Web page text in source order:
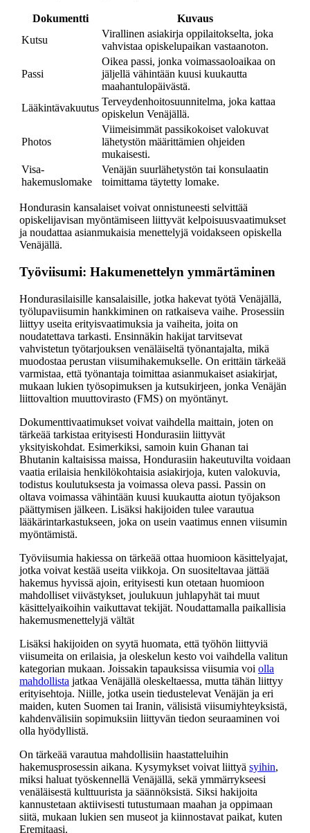
Dokumentti
Kuvaus
Kutsu
Virallinen asiakirja oppilaitokselta, joka
vahvistaa opiskelupaikan vastaanoton.
Passi
Oikea passi, jonka voimassaoloaikaa on
jäljellä vähintään kuusi kuukautta
maahantulopäivästä.
Lääkintävakuutus
Terveydenhoitosuunnitelma, joka kattaa
opiskelun Venäjällä.
Photos
Viimeisimmät passikokoiset valokuvat
lähetystön määrittämien ohjeiden
mukaisesti.
Visa-
hakemuslomake
Venäjän suurlähetystön tai konsulaatin
toimittama täytetty lomake.
Hondurasin kansalaiset voivat onnistuneesti selvittää
opiskelijavisan myöntämiseen liittyvät kelpoisuusvaatimukset
ja noudattaa asianmukaisia menettelyjä voidakseen opiskella
Venäjällä.
Työviisumi: Hakumenettelyn ymmärtäminen
Hondurasilaisille kansalaisille, jotka hakevat työtä Venäjällä,
työlupaviisumin hankkiminen on ratkaiseva vaihe. Prosessiin
liittyy useita erityisvaatimuksia ja vaiheita, joita on
noudatettava tarkasti. Ensinnäkin hakijat tarvitsevat
vahvistetun työtarjouksen venäläiseltä työnantajalta, mikä
muodostaa perustan viisumihakemukselle. On erittäin tärkeää
varmistaa, että työnantaja toimittaa asianmukaiset asiakirjat,
mukaan lukien työsopimuksen ja kutsukirjeen, jonka Venäjän
liittovaltion muuttovirasto (FMS) on myöntänyt.
Dokumenttivaatimukset voivat vaihdella maittain, joten on
tärkeää tarkistaa erityisesti Hondurasiin liittyvät
yksityiskohdat. Esimerkiksi, samoin kuin Ghanan tai
Bhutanin kaltaisissa maissa, Hondurasiin hakeutuvilta voidaan
vaatia erilaisia henkilökohtaisia asiakirjoja, kuten valokuvia,
todistus koulutuksesta ja voimassa oleva passi. Passin on
oltava voimassa vähintään kuusi kuukautta aiotun työjakson
päättymisen jälkeen. Lisäksi hakijoiden tulee varautua
lääkärintarkastukseen, joka on usein vaatimus ennen viisumin
myöntämistä.
Työviisumia hakiessa on tärkeää ottaa huomioon käsittelyajat,
jotka voivat kestää useita viikkoja. On suositeltavaa jättää
hakemus hyvissä ajoin, erityisesti kun otetaan huomioon
mahdolliset viivästykset, joulukuun juhlapyhät tai muut
käsittelyaikoihin vaikuttavat tekijät. Noudattamalla paikallisia
hakemusmenettelyjä vältät
Lisäksi hakijoiden on syytä huomata, että työhön liittyviä
viisumeita on erilaisia, ja oleskelun kesto voi vaihdella valitun
kategorian mukaan. Joissakin tapauksissa viisumia voi olla
mahdollista jatkaa Venäjällä oleskeltaessa, mutta tähän liittyy
erityisehtoja. Niille, jotka usein tiedustelevat Venäjän ja eri
maiden, kuten Suomen tai Iranin, välisistä viisumiyhteyksistä,
kahdenvälisiin sopimuksiin liittyvän tiedon seuraaminen voi
olla hyödyllistä.
On tärkeää varautua mahdollisiin haastatteluihin
hakemusprosessin aikana. Kysymykset voivat liittyä syihin,
miksi haluat työskennellä Venäjällä, sekä ymmärrykseesi
venäläisestä kulttuurista ja säännöksistä. Siksi hakijoita
kannustetaan aktiivisesti tutustumaan maahan ja oppimaan
siitä, mukaan lukien sen museot ja kiinnostavat paikat, kuten
Eremitaasi.